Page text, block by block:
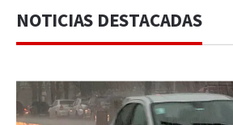
NOTICIAS DESTACADAS